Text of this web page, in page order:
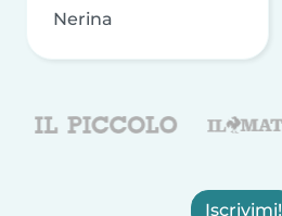
Nerina
Iscrivimi!